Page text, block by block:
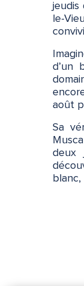
jeudis
le-
d’un
août
Sa
deux